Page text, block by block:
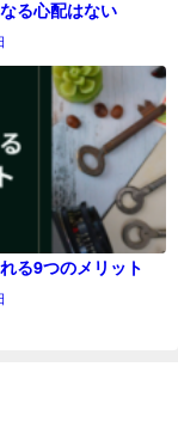
る心配はない
る9つのメリット